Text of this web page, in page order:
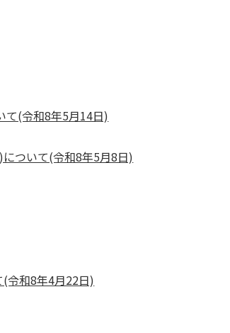
て(令和8年5月14日)
ついて(令和8年5月8日)
令和8年4月22日)